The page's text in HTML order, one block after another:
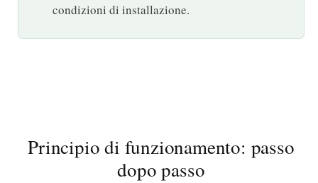
condizioni di installazione.
Principio di funzionamento: passo
dopo passo